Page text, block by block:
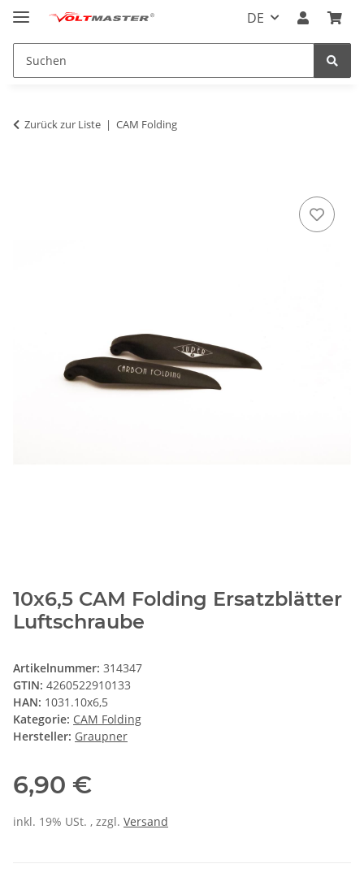
DE
Zurück zur Liste CAM Folding
10x6,5 CAM Folding Ersatzblätter
Luftschraube
Artikelnummer: 314347
GTIN: 4260522910133
HAN: 1031.10x6,5
Kategorie: CAM Folding
Hersteller: Graupner
6,90 €
inkl. 19% USt. , zzgl. Versand